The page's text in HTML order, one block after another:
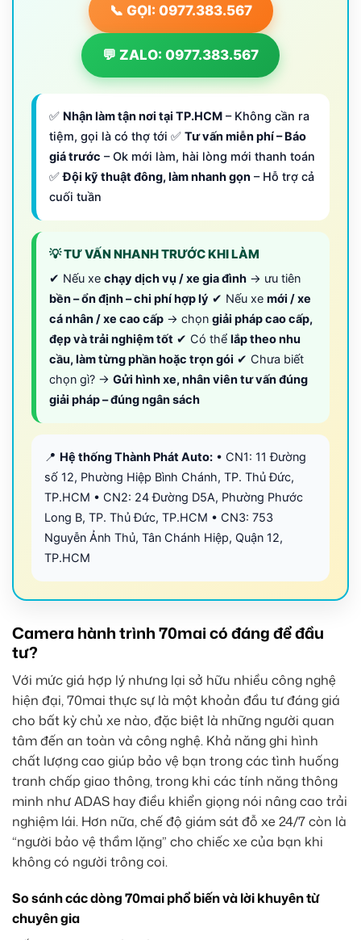
📞 GỌI: 0977.383.567
💬 ZALO: 0977.383.567
✅ Nhận làm tận nơi tại TP.HCM – Không cần ra
tiệm, gọi là có thợ tới ✅ Tư vấn miễn phí – Báo
giá trước – Ok mới làm, hài lòng mới thanh toán
✅Đội kỹ thuật đông, làm nhanh gọn – Hỗ trợ cả
cuối tuần
💡 TƯ VẤN NHANH TRƯỚC KHI LÀM
✔ Nếu xe chạy dịch vụ / xe gia đình → ưu tiên
bền – ổn định – chi phí hợp lý ✔ Nếu xe mới / xe
cá nhân / xe cao cấp → chọn giải pháp cao cấp,
đẹp và trải nghiệm tốt ✔ Có thể lắp theo nhu
cầu, làm từng phần hoặc trọn gói ✔ Chưa biết
chọn gì? → Gửi hình xe, nhân viên tư vấn đúng
giải pháp – đúng ngân sách
📍 Hệ thống Thành Phát Auto: • CN1: 11 Đường
số 12, Phường Hiệp Bình Chánh, TP. Thủ Đức,
TP.HCM • CN2: 24 Đường D5A, Phường Phước
Long B, TP. Thủ Đức, TP.HCM • CN3: 753
Nguyễn Ảnh Thủ, Tân Chánh Hiệp, Quận 12,
TP.HCM
Camera hành trình 70mai có đáng để đầu
tư?
Với mức giá hợp lý nhưng lại sở hữu nhiều công nghệ
hiện đại, 70mai thực sự là một khoản đầu tư đáng giá
cho bất kỳ chủ xe nào, đặc biệt là những người quan
tâm đến an toàn và công nghệ. Khả năng ghi hình
chất lượng cao giúp bảo vệ bạn trong các tình huống
tranh chấp giao thông, trong khi các tính năng thông
minh như ADAS hay điều khiển giọng nói nâng cao trải
nghiệm lái. Hơn nữa, chế độ giám sát đỗ xe 24/7 còn là
“người bảo vệ thầm lặng” cho chiếc xe của bạn khi
không có người trông coi.
So sánh các dòng 70mai phổ biến và lời khuyên từ
chuyên gia